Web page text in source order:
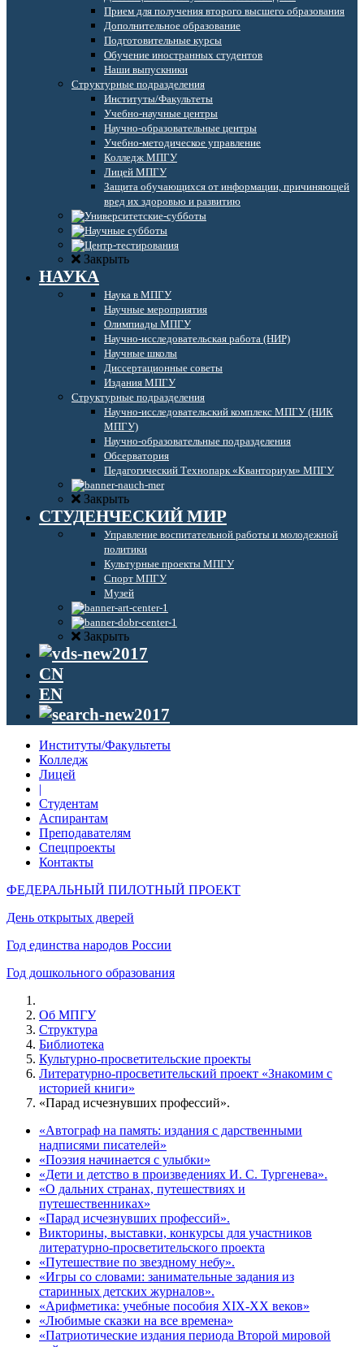
Прием для получения второго высшего образования
Дополнительное образование
Подготовительные курсы
Обучение иностранных студентов
Наши выпускники
Структурные подразделения
Институты/Факультеты
Учебно-научные центры
Научно-образовательные центры
Учебно-методическое управление
Колледж МПГУ
Лицей МПГУ
Защита обучающихся от информации, причиняющей
вред их здоровью и развитию
Закрыть
НАУКА
Наука в МПГУ
Научные мероприятия
Олимпиады МПГУ
Научно-исследовательская работа (НИР)
Научные школы
Диссертационные советы
Издания МПГУ
Структурные подразделения
Научно-исследовательский комплекс МПГУ (НИК
МПГУ)
Научно-образовательные подразделения
Обсерватория
Педагогический Технопарк «Кванториум» МПГУ
Закрыть
СТУДЕНЧЕСКИЙ МИР
Управление воспитательной работы и молодежной
политики
Культурные проекты МПГУ
Спорт МПГУ
Музей
Закрыть
CN
EN
Институты/Факультеты
Колледж
Лицей
|
Студентам
Аспирантам
Преподавателям
Спецпроекты
Контакты
ФЕДЕРАЛЬНЫЙ ПИЛОТНЫЙ ПРОЕКТ
День открытых дверей
Год единства народов России
Год дошкольного образования
Об МПГУ
Структура
Библиотека
Культурно-просветительские проекты
Литературно-просветительский проект «Знакомим с
историей книги»
«Парад исчезнувших профессий».
«Автограф на память: издания с дарственными
надписями писателей»
«Поэзия начинается с улыбки»
«Дети и детство в произведениях И. С. Тургенева».
«О дальних странах, путешествиях и
путешественниках»
«Парад исчезнувших профессий».
Викторины, выставки, конкурсы для участников
литературно-просветительского проекта
«Путешествие по звездному небу».
«Игры со словами: занимательные задания из
старинных детских журналов».
«Арифметика: учебные пособия XIX-XX веков»
«Любимые сказки на все времена»
«Патриотические издания периода Второй мировой